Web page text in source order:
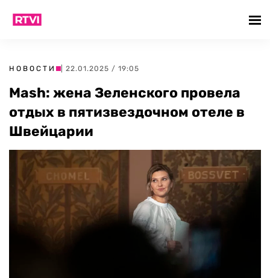
НОВОСТИ | 22.01.2025 / 19:05
Mash: жена Зеленского провела
отдых в пятизвездочном отеле в
Швейцарии